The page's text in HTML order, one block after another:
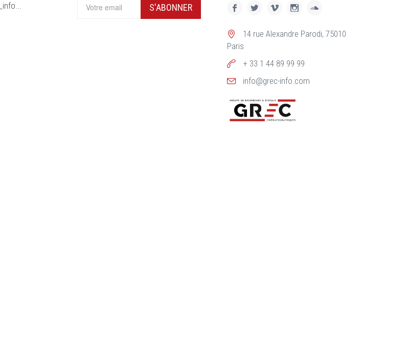
S'ABONNER
14 rue Alexandre Parodi, 75010
Paris
+ 33 1 44 89 99 99
info@grec-info.com